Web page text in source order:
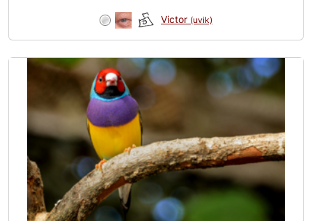
Victor (uvik)